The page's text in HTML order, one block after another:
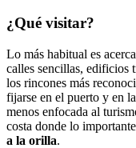
¿Qué visitar?
Lo más habitual es
calles sencillas, edificios
los rincones más
fijarse en el puerto y en
menos enfocada al
costa donde lo
a la orilla.